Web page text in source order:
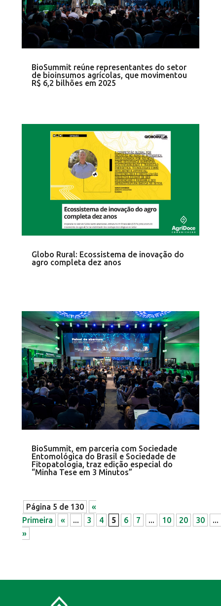
BioSummit reúne representantes do setor
de bioinsumos agrícolas, que movimentou
R$ 6,2 bilhões em 2025
Globo Rural: Ecossistema de inovação do
agro completa dez anos
BioSummit, em parceria com Sociedade
Entomológica do Brasil e Sociedade de
Fitopatologia, traz edição especial do
“Minha Tese em 3 Minutos”
Página 5 de 130
«
Primeira
« ... 3 4 5 6 7 ... 10 20 30
...
»